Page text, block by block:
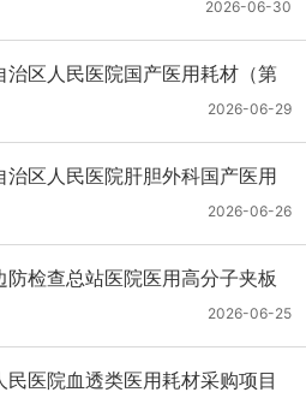
）采购项目第二次公开招标公告
2026-06-30
治区人民医院国产医用耗材（第
项目公开招标公告
2026-06-29
治区人民医院肝胆外科国产医用
开招标公告
2026-06-26
防检查总站医院医用高分子夹板
目更正公告
2026-06-25
民医院血透类医用耗材采购项目